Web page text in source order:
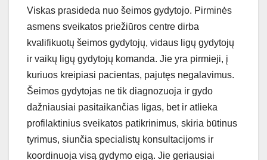
Viskas prasideda nuo šeimos gydytojo. Pirminės
asmens sveikatos priežiūros centre dirba
kvalifikuotų šeimos gydytojų, vidaus ligų gydytojų
ir vaikų ligų gydytojų komanda. Jie yra pirmieji, į
kuriuos kreipiasi pacientas, pajutęs negalavimus.
Šeimos gydytojas ne tik diagnozuoja ir gydo
dažniausiai pasitaikančias ligas, bet ir atlieka
profilaktinius sveikatos patikrinimus, skiria būtinus
tyrimus, siunčia specialistų konsultacijoms ir
koordinuoja visą gydymo eigą. Jie geriausiai